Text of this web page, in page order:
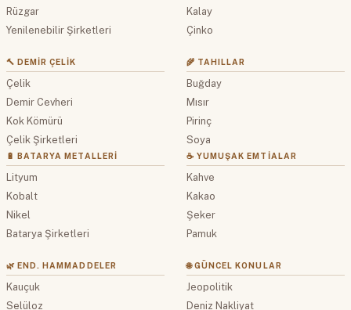
Rüzgar
Yenilenebilir Şirketleri
Kalay
Çinko
🔨 DEMIR ÇELIK
Çelik
Demir Cevheri
Kok Kömürü
Çelik Şirketleri
🔋 BATARYA METALLERI
Lityum
Kobalt
Nikel
Batarya Şirketleri
🌾 TAHILLAR
Buğday
Mısır
Pirinç
Soya
☕ YUMUŞAK EMTIALAR
Kahve
Kakao
Şeker
Pamuk
🌿 END. HAMMADDELER
Kauçuk
Selüloz
🌐 GÜNCEL KONULAR
Jeopolitik
Deniz Nakliyat